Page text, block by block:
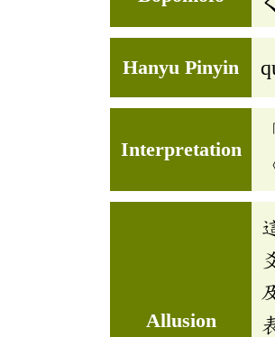
Hanyu Pinyin
Interpretation
Allusion